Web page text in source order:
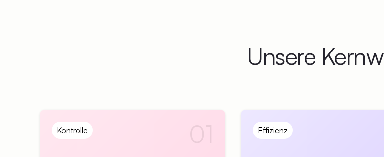
Unsere
Kontrolle Effizienz